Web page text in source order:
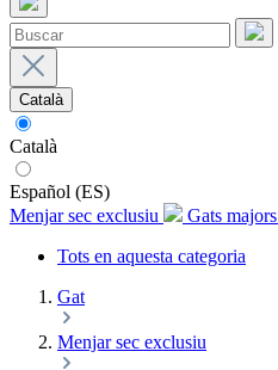
Català
Català
Español (ES)
Menjar sec exclusiu
Gats majors
Tots en aquesta categoria
Gat
Menjar sec exclusiu